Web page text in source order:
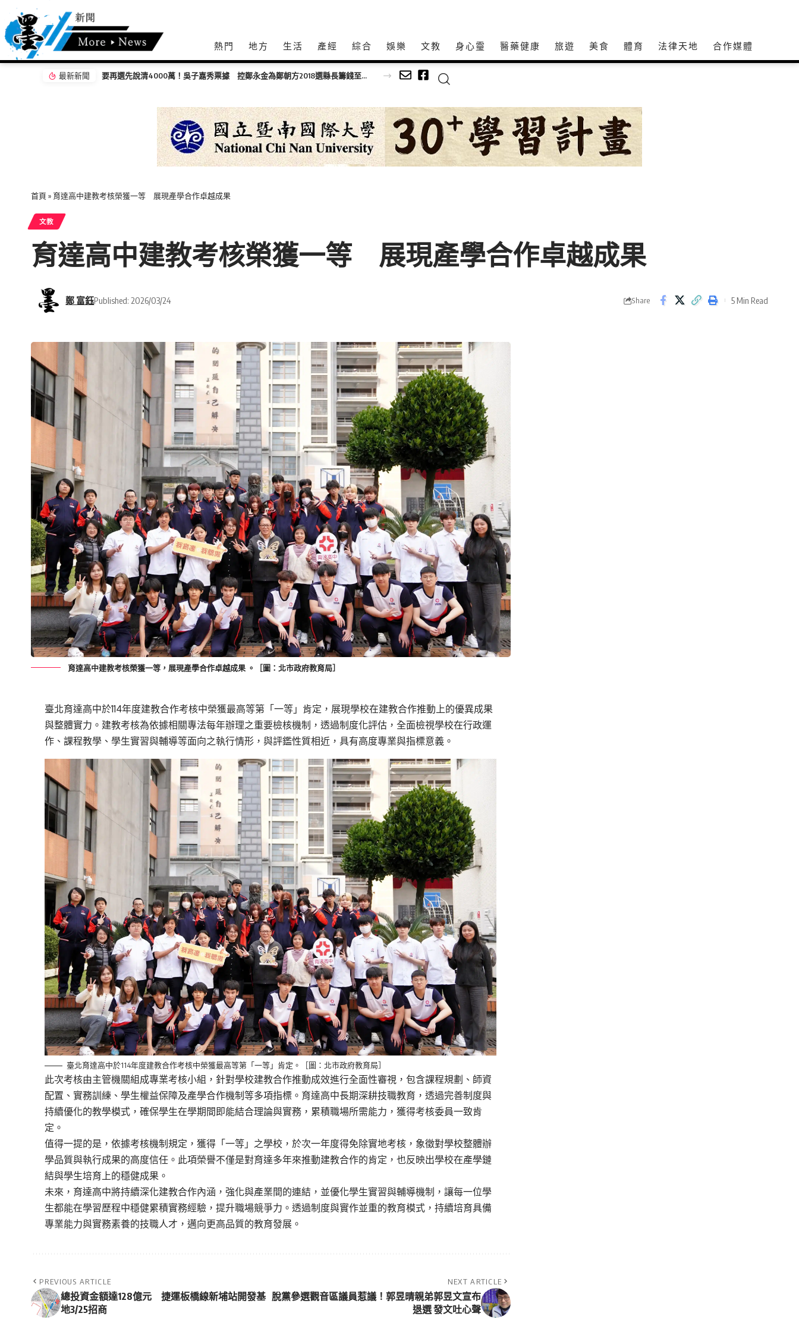
熱門 地方 生活 產經 綜合 娛樂 文教 身心𩆜 醫藥健康 旅遊 美食 體育 法律天地 合作媒體
最新新聞
要再選先說清4000萬！吳子嘉秀票據 控鄭永金為鄭朝方2018選縣長籌錢至今未還 日本房產交易如何降低資訊不對稱？FMI JAPAN李丹翔解析宅建士制度與重要事項說明
首頁 »育達高中建教考核榮獲一等 展現產學合作卓越成果
文教
育達高中建教考核榮獲一等 展現產學合作卓越成果
鄭 富鈺Published: 2026/03/24 Share 5 Min Read
育達高中建教考核榮獲一等，展現產學合作卓越成果 。［圖：北市政府教育局］
臺北育達高中於114年度建教合作考核中榮獲最高等第「一等」肯定，展現學校在建教合作推動上的優異成果
與整體實力。建教考核為依據相關專法每年辦理之重要檢核機制，透過制度化評估，全面檢視學校在行政運
作、課程教學、學生實習與輔導等面向之執行情形，與評鑑性質相近，具有高度專業與指標意義。
臺北育達高中於114年度建教合作考核中榮獲最高等第「一等」肯定。［圖：北市政府教育局］
此次考核由主管機關組成專業考核小組，針對學校建教合作推動成效進行全面性審視，包含課程規劃、師資
配置、實務訓練、學生權益保障及產學合作機制等多項指標。育達高中長期深耕技職教育，透過完善制度與
持續優化的教學模式，確保學生在學期間即能結合理論與實務，累積職場所需能力，獲得考核委員一致肯
定。
值得一提的是，依據考核機制規定，獲得「一等」之學校，於次一年度得免除實地考核，象徵對學校整體辦
學品質與執行成果的高度信任。此項榮譽不僅是對育達多年來推動建教合作的肯定，也反映出學校在產學鏈
結與學生培育上的穩健成果。
未來，育達高中將持續深化建教合作內涵，強化與產業間的連結，並優化學生實習與輔導機制，讓每一位學
生都能在學習歷程中穩健累積實務經驗，提升職場競爭力。透過制度與實作並重的教育模式，持續培育具備
專業能力與實務素養的技職人才，邁向更高品質的教育發展。
PREVIOUS ARTICLE
總投資金額達128億元 捷運板橋線新埔站開發基
地3/25招商
NEXT ARTICLE
脫黨參選觀音區議員惹議！郭昱晴親弟郭昱文宣布
退選 發文吐心聲